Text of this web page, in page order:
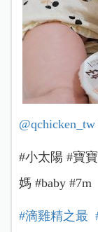
@qchicken_tw
#小太陽 #寶
媽 #baby #7m
#滴雞精之最